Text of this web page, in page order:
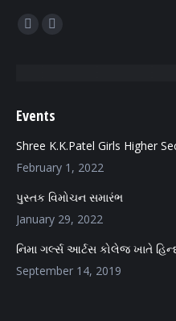
Find us on:
Facebook
new
Mail
new
Events
Shree K.K.Patel Girls Higher
February 1, 2022
પુસ્તક વિમોચન સમારંભ
January 29, 2022
નિમા ગર્લ્સ આર્ટસ કોલેજ ખાતે
September 14, 2019